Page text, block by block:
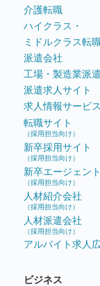
介護転職
ハイクラス・
ミドルクラス転
派遣会社
工場・製造業派
派遣求人サイト
求人情報サービ
転職サイト
（採用担当向け）
新卒採用サイト
（採用担当向け）
新卒エージェン
（採用担当向け）
人材紹介会社
（採用担当向け）
人材派遣会社
（採用担当向け）
アルバイト求人
ビジネス